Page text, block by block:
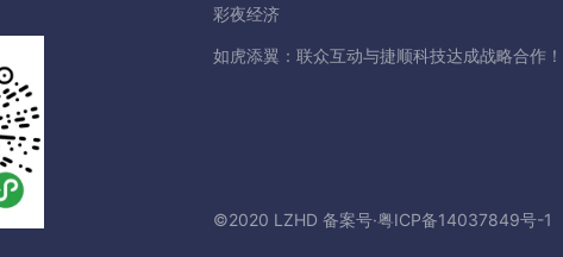
彩夜经济
如虎添翼：联众互动与捷顺科技达成战略合作！
©2020 LZHD 备案号·粤ICP备14037849号-1